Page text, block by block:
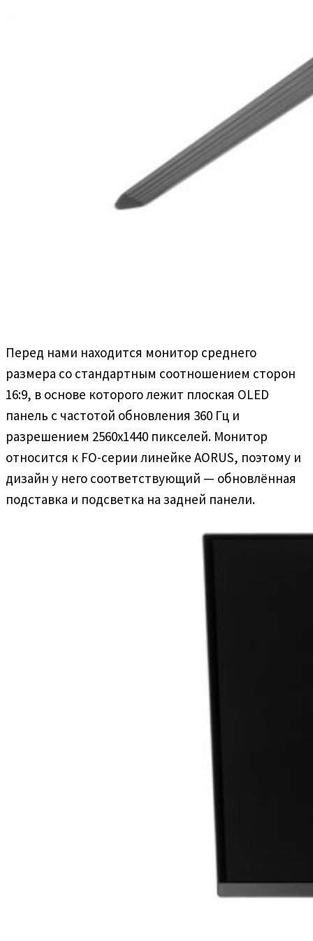
Перед нами находится монитор среднего
размера со стандартным соотношением сторон
16:9, в основе которого лежит плоская OLED
панель с частотой обновления 360 Гц и
разрешением 2560х1440 пикселей. Монитор
относится к FO-серии линейке AORUS, поэтому и
дизайн у него соответствующий — обновлённая
подставка и подсветка на задней панели.